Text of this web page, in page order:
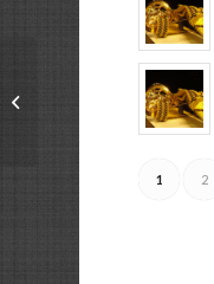
1 2